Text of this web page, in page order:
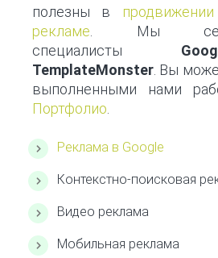
полезны в
продвижении
рекламе . Мы
специалисты
TemplateMonster . Вы
выполненными нами
Портфолио
Реклама в Google
Контекстно-поисковая
Видео реклама
Мобильная реклама